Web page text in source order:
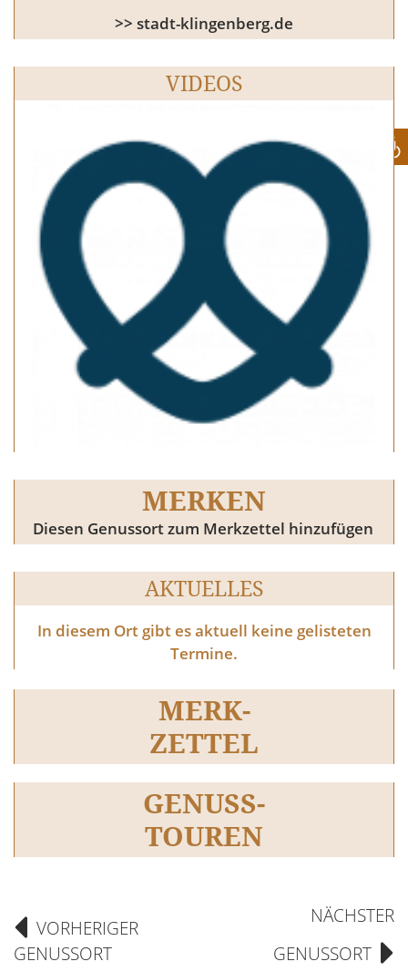
>> stadt-klingenberg.de
VIDEOS
MERKEN
Diesen Genussort zum Merkzettel hinzufügen
AKTUELLES
In diesem Ort gibt es aktuell keine gelisteten
Termine.
MERK-
ZETTEL
GENUSS-
TOUREN
VORHERIGER
GENUSSORT
NÄCHSTER
GENUSSORT